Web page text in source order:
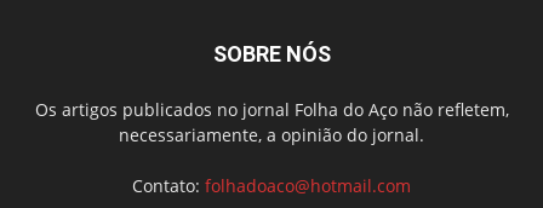
SOBRE NÓS
Os artigos publicados no jornal Folha do Aço não refletem,
necessariamente, a opinião do jornal.
Contato: folhadoaco@hotmail.com